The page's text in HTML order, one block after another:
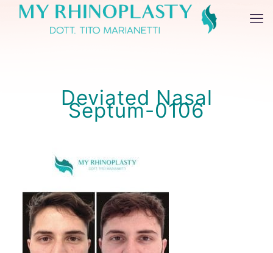
Deviated Nasal
Septum-0106